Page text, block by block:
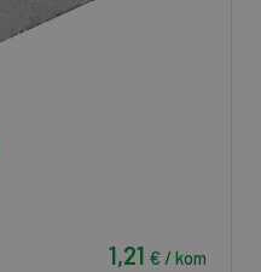
1,21 € / kom